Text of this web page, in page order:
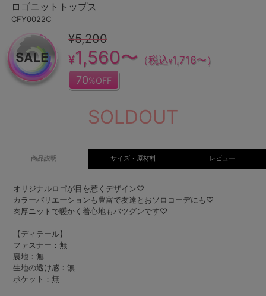
ロゴニットトップス
CFY0022C
¥5,200
¥1,560〜 （税込¥1,716〜 ）
70%OFF
SOLDOUT
商品説明 サイズ・原材料 レビュー
オリジナルロゴが目を惹くデザイン♡
カラーバリエーションも豊富で友達とおソロコーデにも♡
肉厚ニットで暖かく着心地もバツグンです♡
【ディテール】
ファスナー：無
裏地：無
生地の透け感：無
ポケット：無